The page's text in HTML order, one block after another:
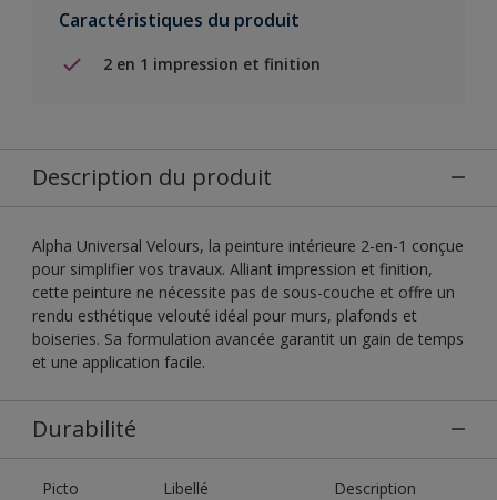
Caractéristiques du produit
2 en 1 impression et finition
Description du produit
Alpha Universal Velours, la peinture intérieure 2-en-1 conçue
pour simplifier vos travaux. Alliant impression et finition,
cette peinture ne nécessite pas de sous-couche et offre un
rendu esthétique velouté idéal pour murs, plafonds et
boiseries. Sa formulation avancée garantit un gain de temps
et une application facile.
Durabilité
Picto Libellé Description